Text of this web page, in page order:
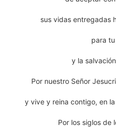
sus vidas entregadas
para
y la
Por nuestro Señor
y vive y reina contigo, en
Por los siglos de